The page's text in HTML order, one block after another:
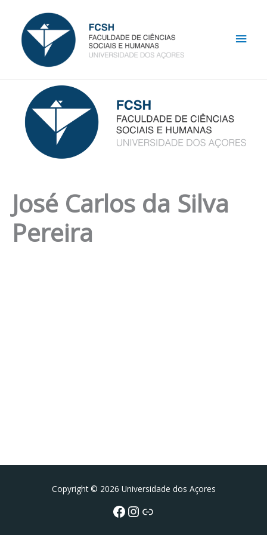
content
José Carlos da Silva
Pereira
Copyright © 2026 Universidade dos Açores
Facebook
Instagram da FCTPortal da UAc